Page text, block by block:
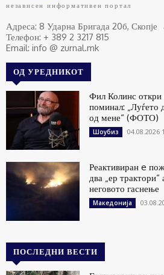
независен информативен портал
Адреса: 8 Ударна Бригада 20б, Скопје
Телефон: + 389 2 3217 815
Email: info @ zurnal.mk
ОД УРЕДНИКОТ
Фил Колинс откри
поминал: „Луѓето
од мене“ (ФОТО)
Шоубиз 04.08.2026
Реактивиран e
два „ер
неговото гаснење
Македонија
ПОСЛЕДНИ ВЕСТИ